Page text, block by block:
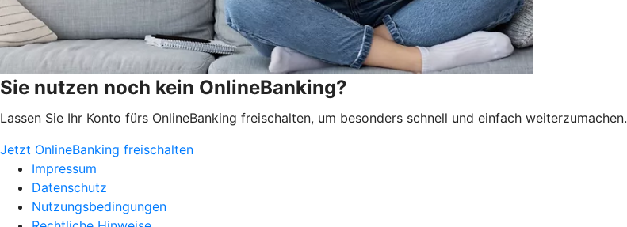
Sie nutzen noch kein OnlineBanking?
Lassen Sie Ihr Konto fürs OnlineBanking freischalten, um besonders schnell und einfach weiterzumachen.
Jetzt OnlineBanking freischalten
Impressum
Datenschutz
Nutzungsbedingungen